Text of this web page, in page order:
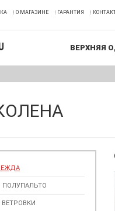
О МАГАЗИНЕ ГАРАНТИЯ
ВЕРХНЯЯ
ПОЛУПАЛЬТО